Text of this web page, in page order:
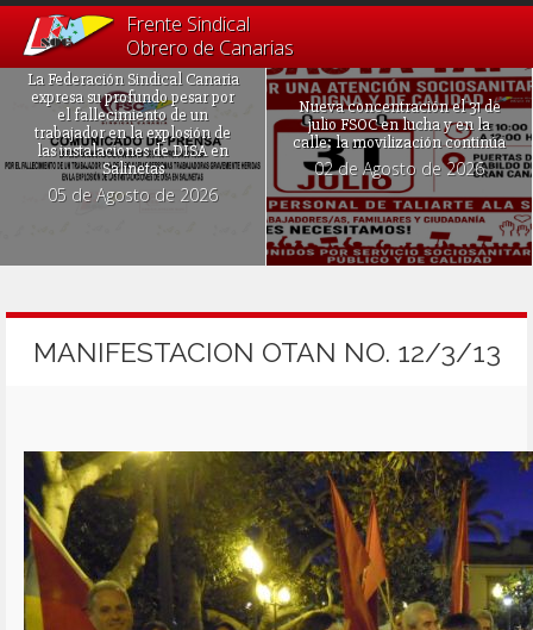
Frente Sindical
Obrero de Canarias
La Federación Sindical Canaria
expresa su profundo pesar por
el fallecimiento de un
trabajador en la explosión de
las instalaciones de DISA en
Salinetas
05 de Agosto de 2026
Nueva concentración el 31 de
julio FSOC en lucha y en la
calle: la movilización continúa
02 de Agosto de 2026
MANIFESTACION OTAN NO. 12/3/13